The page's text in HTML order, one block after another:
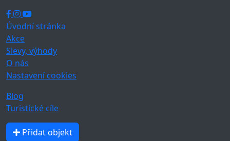
Úvodní stránka
Akce
Slevy, výhody
O nás
Nastavení cookies
Blog
Turistické cíle
Přidat objekt